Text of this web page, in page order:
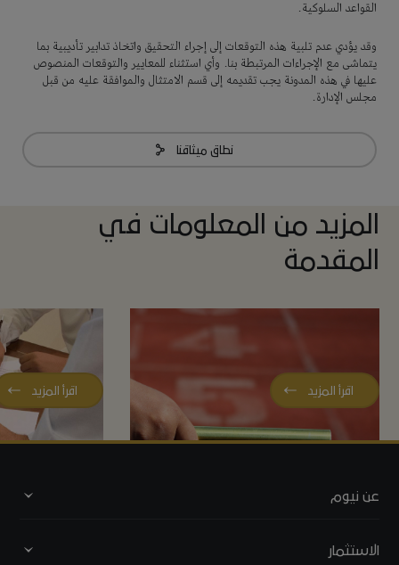
القواعد السلوكية.
وقد يؤدي عدم تلبية هذه التوقعات إلى إجراء التحقيق واتخاذ تدابير تأديبية بما
يتماشى مع الإجراءات المرتبطة بنا. وأي استثناء للمعايير والتوقعات المنصوص
عليها في هذه المدونة يجب تقديمه إلى قسم الامتثال والموافقة عليه من قبل
مجلس الإدارة.
نطاق ميثاقنا
المزيد من المعلومات في
المقدمة
اقرأ المزيد
دور المدراء
اقرأ المزيد
عن نيوم
الاستثمار